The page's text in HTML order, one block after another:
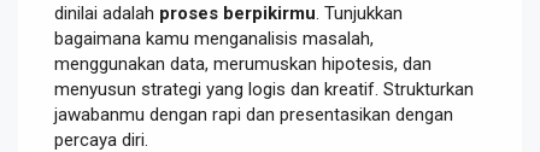
dinilai adalah proses berpikirmu . Tunjukkan
bagaimana kamu menganalisis masalah,
menggunakan data, merumuskan hipotesis, dan
menyusun strategi yang logis dan kreatif. Strukturkan
jawabanmu dengan rapi dan presentasikan dengan
percaya diri.